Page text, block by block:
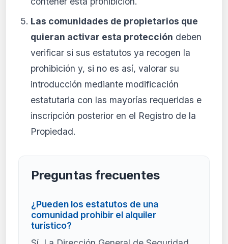
Las comunidades de propietarios que
quieran activar esta protección deben
verificar si sus estatutos ya recogen la
prohibición y, si no es así, valorar su
introducción mediante modificación
estatutaria con las mayorías requeridas e
inscripción posterior en el Registro de la
Propiedad.
Preguntas frecuentes
¿Pueden los estatutos de una
comunidad prohibir el alquiler
turístico?